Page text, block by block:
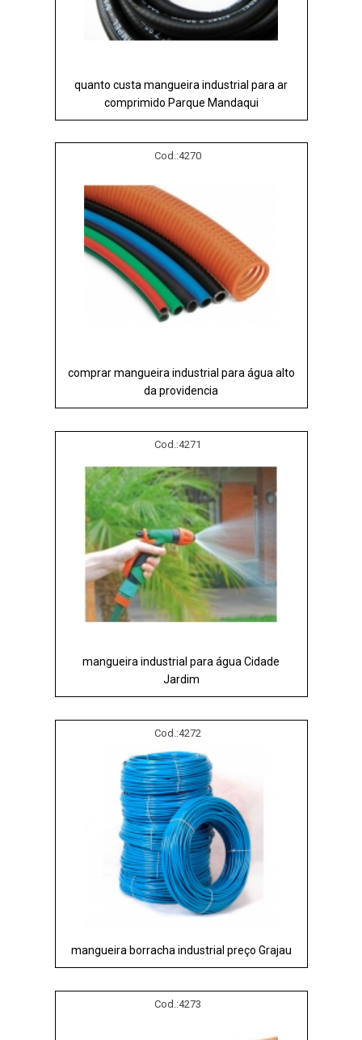
quanto custa mangueira industrial para ar
comprimido Parque Mandaqui
Cod.:4270
comprar mangueira industrial para água alto
da providencia
Cod.:4271
mangueira industrial para água Cidade
Jardim
Cod.:4272
mangueira borracha industrial preço Grajau
Cod.:4273